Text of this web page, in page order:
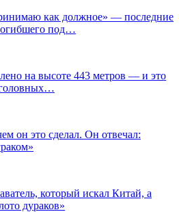
как должное» — последние
под…
на высоте 443 метров — и это
он это сделал. Он отвечал:
который искал Китай, а
дураков»